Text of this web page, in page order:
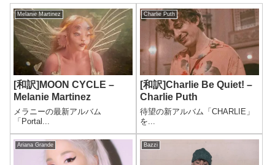
Melanie Martinez
[和訳]MOON CYCLE –
Melanie Martinez
メラニーの最新アルバム
「Portal...
Charlie Puth
[和訳]Charlie Be Quiet! –
Charlie Puth
待望の新アルバム「CHARLIE」
を...
Ariana Grande Bazzi